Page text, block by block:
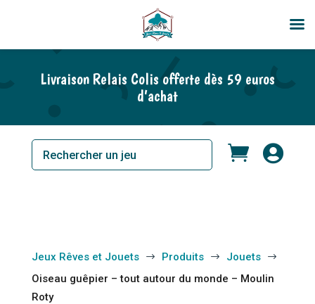
Livraison Relais Colis offerte dès 59 euros
d’achat
 
Jeux Rêves et Jouets $ Produits $ Jouets $
Oiseau guêpier – tout autour du monde – Moulin
Roty